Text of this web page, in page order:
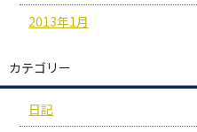
2013年1月
カテゴリー
日記